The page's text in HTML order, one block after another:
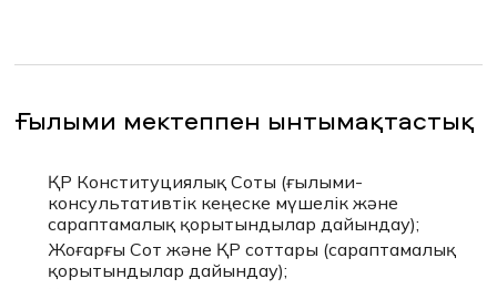
Бұл бағдарлама алғаш рет 2021 жылы іске
асырылды, бірінші шығарылым 2021 жылы,
екіншісі 2023 жылы, үшіншісі 2024 жылы,
төртіншісі 2025 жылғы маусымда сәтті
өткізілді.
Бұл ғылыми мектептің флагмандық тәжірибеге
Ғылыми мектеппен ынтымақтастық
ҚР Конституциялық Соты (ғылыми-
консультативтік кеңеске мүшелік және
сараптамалық қорытындылар дайындау);
Жоғарғы Сот және ҚР соттары (сараптамалық
қорытындылар дайындау);